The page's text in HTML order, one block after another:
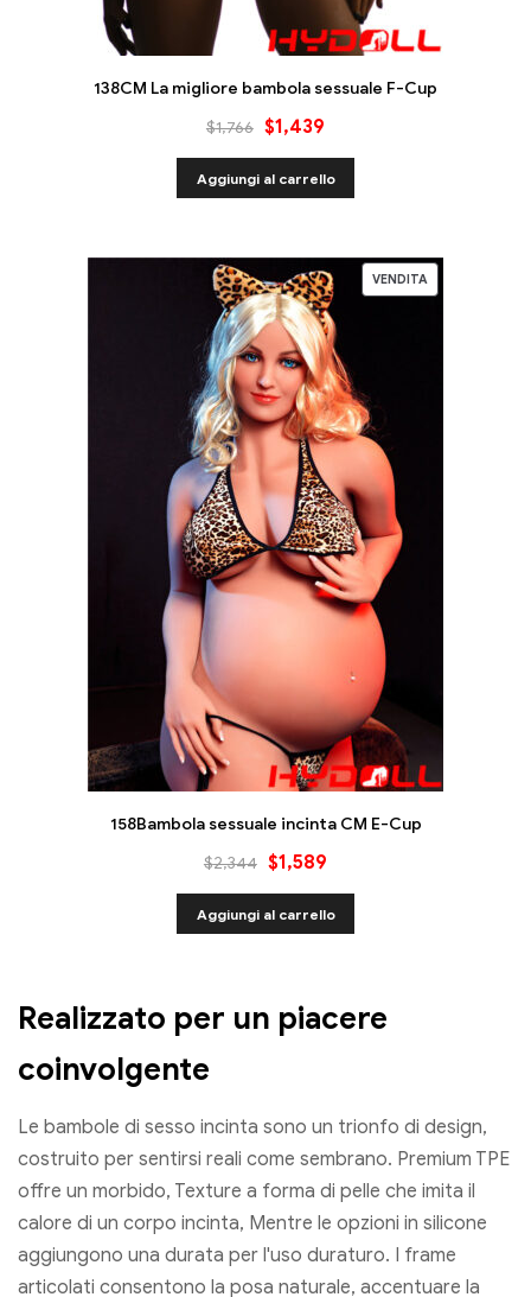
138CM La migliore bambola sessuale F-Cup
$1,766 $1,439
Aggiungi al carrello
VENDITA
158Bambola sessuale incinta CM E-Cup
$2,344 $1,589
Aggiungi al carrello
Realizzato per un piacere
coinvolgente
Le bambole di sesso incinta sono un trionfo di design,
costruito per sentirsi reali come sembrano. Premium TPE
offre un morbido, Texture a forma di pelle che imita il
calore di un corpo incinta, Mentre le opzioni in silicone
aggiungono una durata per l'uso duraturo. I frame
articolati consentono la posa naturale, accentuare la